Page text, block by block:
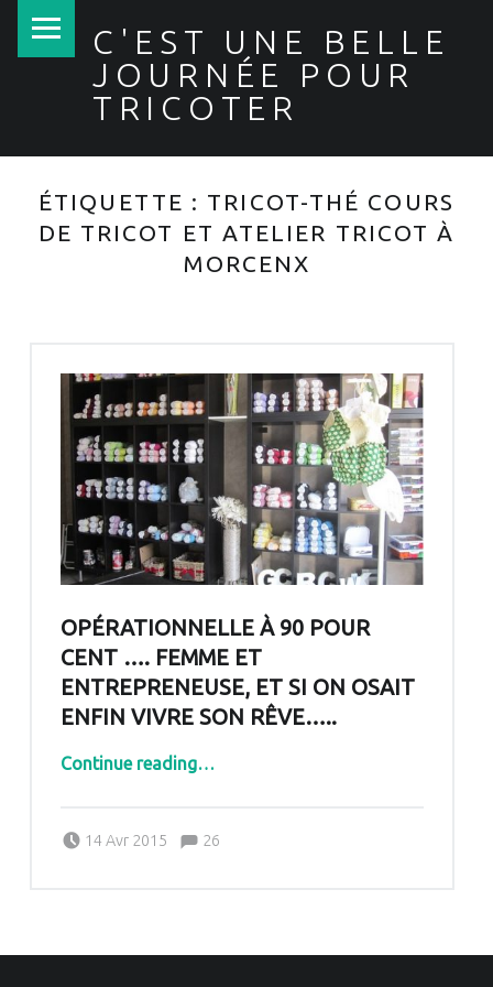
C'EST UNE BELLE
JOURNÉE POUR
TRICOTER
ÉTIQUETTE : TRICOT-THÉ COURS
DE TRICOT ET ATELIER TRICOT À
MORCENX
OPÉRATIONNELLE À 90 POUR
CENT …. FEMME ET
ENTREPRENEUSE, ET SI ON OSAIT
ENFIN VIVRE SON RÊVE…..
Continue reading“Opérationnelle à 90 pour cent …. femme et entrepreneuse, et si on osait enfin vivre son rêve…..”
…
14 Avr 2015
Pascale G&-BdC-WKF
Comments:26